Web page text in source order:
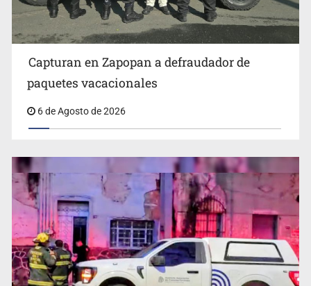
emérito de Morelia
Detienen al exgobernador de Guerrero, Ángel Aguirre
Capturan en Zapopan a defraudador de
paquetes vacacionales
6 de Agosto de 2026